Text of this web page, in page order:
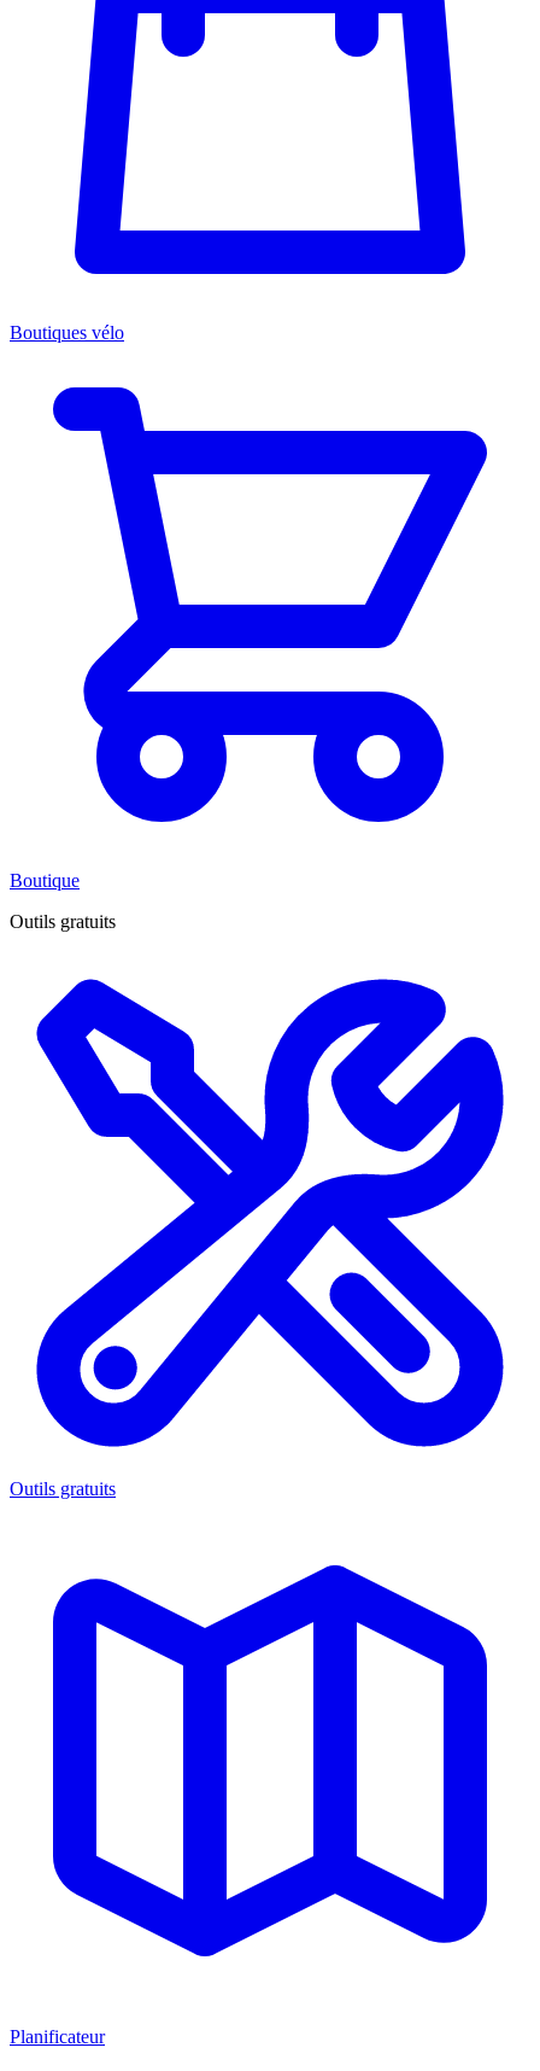
Boutiques vélo
Boutique
Outils gratuits
Outils gratuits
Planificateur